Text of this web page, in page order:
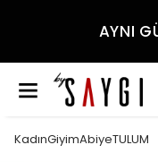
AYNI
KadınGiyimAbiyeTULUM